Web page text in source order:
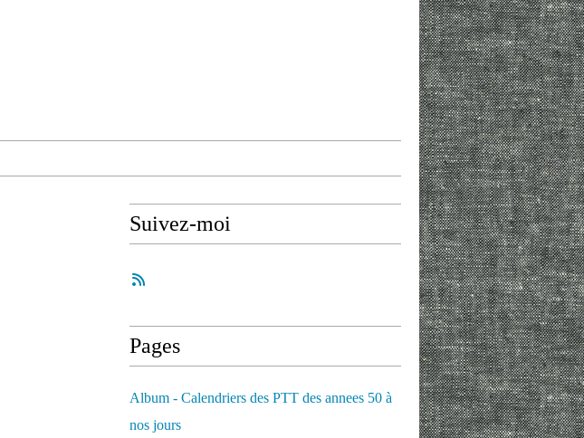
Suivez-moi
Pages
Album - Calendriers des PTT des annees 50 à
nos jours